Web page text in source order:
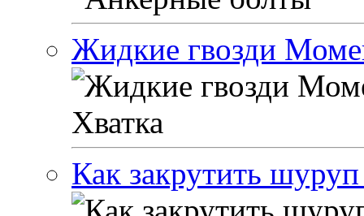
Жидкие гвозди
Как закрутить